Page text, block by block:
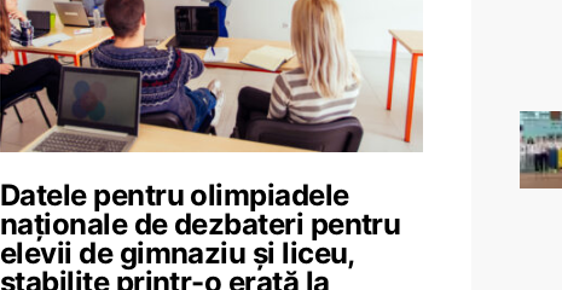
Datele pentru olimpiadele
naționale de dezbateri pentru
elevii de gimnaziu și liceu,
stabilite printr-o erată la